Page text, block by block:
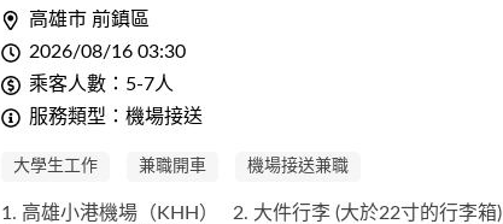
高雄市 前鎮區
2026/08/16 03:30
乘客人數：5-7人
服務類型：機場接送
大學生工作 兼職開車 機場接送兼職
1. 高雄小港機場（KHH） 2. 大件行李 (大於22寸的行李箱)